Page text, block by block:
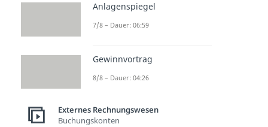
Anlagenspiegel
7/8 – Dauer: 06:59
Gewinnvortrag
8/8 – Dauer: 04:26
Externes Rechnungswesen
Buchungskonten